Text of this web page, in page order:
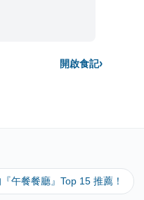
開啟食記›
午餐餐廳』Top 15 推薦！